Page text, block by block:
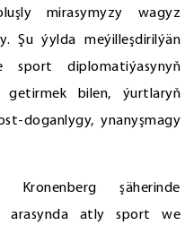
mirasymyzy wagyz
Şu ýylda meýilleşdirilýän
sport diplomatiýasynyň
getirmek bilen, ýurtlaryň
doganlygy, ynanyşmagy
Kronenberg şäherinde
arasynda atly sport we